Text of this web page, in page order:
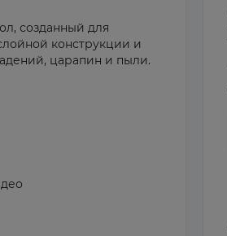
созданный для
конструкции и
царапин и пыли.